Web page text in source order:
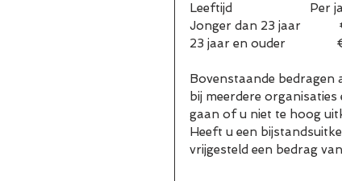
Leeftijd
Jonger dan 23 jaar
23 jaar en ouder
Bovenstaande bedragen
bij meerdere
gaan of u niet te hoog
Heeft u een
vrijgesteld een bedrag